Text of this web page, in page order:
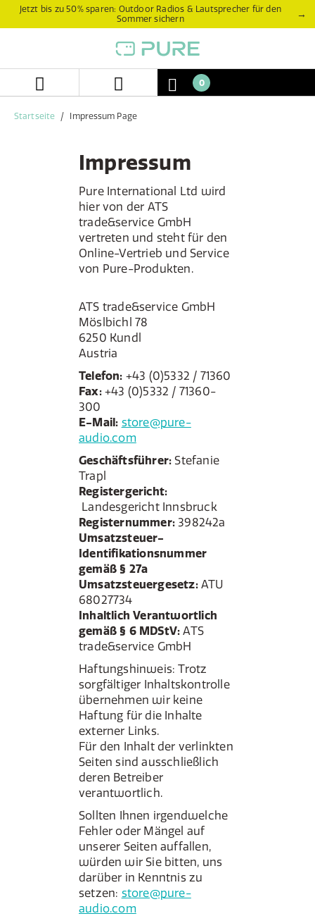
Zum
ZumJetzt bis zu 50% sparen: Outdoor Radios & Lautsprecher für den
Sommer sichern
→
0
Startseite Impressum Page
Impressum
Pure International Ltd wird
hier von der ATS
trade&service GmbH
vertreten und steht für den
Online-Vertrieb und Service
von Pure-Produkten.
ATS trade&service GmbH
Möslbichl 78
6250 Kundl
Austria
Telefon: +43 (0)5332 / 71360
Fax:+43 (0)5332 / 71360-
300
E-Mail: store@pure-
audio.com
Geschäftsführer: Stefanie
Trapl
Registergericht:
Landesgericht Innsbruck
Registernummer: 398242a
Umsatzsteuer-
Identifikationsnummer
gemäß § 27a
Umsatzsteuergesetz: ATU
68027734
Inhaltlich Verantwortlich
gemäß § 6 MDStV: ATS
trade&service GmbH
Haftungshinweis: Trotz
sorgfältiger Inhaltskontrolle
übernehmen wir keine
Haftung für die Inhalte
externer Links.
Für den Inhalt der verlinkten
Seiten sind ausschließlich
deren Betreiber
verantwortlich.
Sollten Ihnen irgendwelche
Fehler oder Mängel auf
unserer Seiten auffallen,
würden wir Sie bitten, uns
darüber in Kenntnis zu
setzen: store@pure-
audio.com